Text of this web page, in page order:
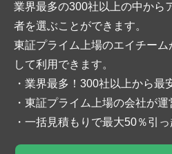
業界最多の300社以上の中から
者を選ぶことができます。
東証プライム上場のエイチー
して利用できます。
・業界最多！300社以上から最
・東証プライム上場の会社が
・一括見積もりで最大50％引